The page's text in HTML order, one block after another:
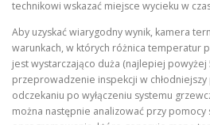
technikowi wskazać miejsce wycieku w
Aby uzyskać wiarygodny wynik, kamera
warunkach, w których różnica temperatur
jest wystarczająco duża (najlepiej powyżej
przeprowadzenie inspekcji w
odczekaniu po wyłączeniu systemu
można następnie analizować przy pomocy